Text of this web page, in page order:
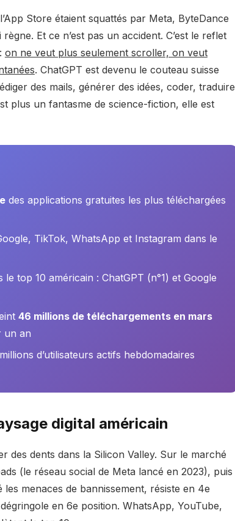
Store étaient squattés par Meta, ByteDance
Et ce n’est pas un accident. C’est le reflet
on ne veut plus seulement scroller, on veut
. ChatGPT est devenu le couteau suisse
des mails, générer des idées, coder, traduire
plus un fantasme de science-fiction, elle est
des applications gratuites les plus téléchargées
TikTok, WhatsApp et Instagram dans le
top 10 américain : ChatGPT (n°1) et Google
46 millions de téléchargements en mars
un an
d’utilisateurs actifs hebdomadaires
digital américain
des dents dans la Silicon Valley. Sur le marché
(le réseau social de Meta lancé en 2023), puis
menaces de bannissement, résiste en 4e
en 6e position. WhatsApp, YouTube,